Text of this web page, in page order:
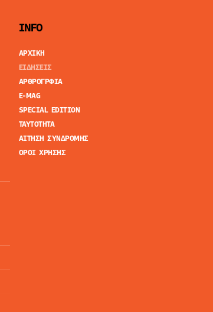
INFO
ΑΡΧΙΚΗ
ΕΙΔΗΣΕΙΣ
ΑΡΘΡΟΓΡΦΙΑ
E-MAG
SPECIAL EDITION
ΤΑΥΤΟΤΗΤΑ
ΑΙΤΗΣΗ ΣΥΝΔΡΟΜΗΣ
ΟΡΟΙ ΧΡΗΣΗΣ